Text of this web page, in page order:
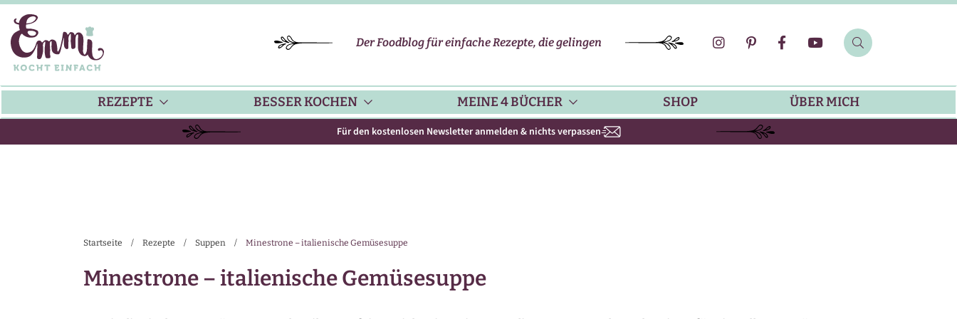
Der Foodblog für einfache Rezepte, die gelingen
REZEPTE
FISCH-REZEPTE
BESSER KOCHEN MEINE 4 BÜCHER SHOP ÜBER MICH
Für den kostenlosen Newsletter anmelden & nichts verpassen
Startseite / Rezepte / Suppen / Minestrone – italienische Gemüsesuppe
Minestrone – italienische Gemüsesuppe